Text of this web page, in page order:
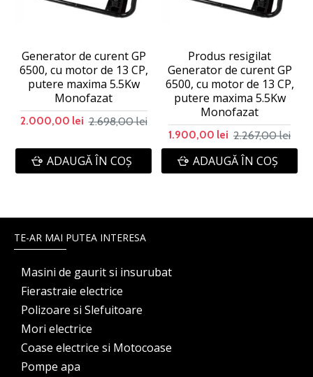
Generator de curent GP
6500, cu motor de 13 CP,
putere maxima 5.5Kw
Monofazat
2.000,00 lei 2.698,00 lei
ADAUGĂ ÎN COŞ
Produs resigilat
Generator de curent GP
6500, cu motor de 13 CP,
putere maxima 5.5Kw
Monofazat
1.900,00 lei 2.267,00 lei
ADAUGĂ ÎN COŞ
TE-AR MAI PUTEA INTERESA
Masini de gaurit si insurubat
Fierastraie electrice
Polizoare si Slefuitoare
Mori electrice
Coase electrice si Motocoase
Pompe apa